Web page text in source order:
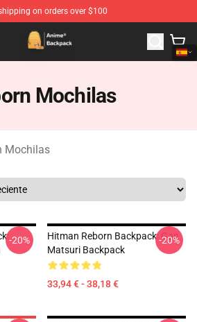
on orders over $100
Shop - Official Anime Backpack Store
Mochilas
Mochilas
-20%
Hitman Reborn Backpack: Gan
Matsuri Backpack
33,94 € - 38,18 €
-20%